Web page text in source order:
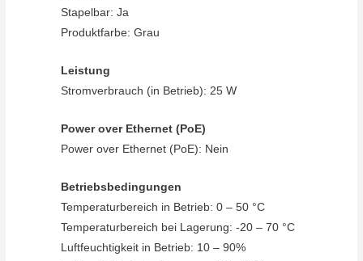
Stapelbar: Ja
Produktfarbe: Grau
Leistung
Stromverbrauch (in Betrieb): 25 W
Power over Ethernet (PoE)
Power over Ethernet (PoE): Nein
Betriebsbedingungen
Temperaturbereich in Betrieb: 0 – 50 °C
Temperaturbereich bei Lagerung: -20 – 70 °C
Luftfeuchtigkeit in Betrieb: 10 – 90%